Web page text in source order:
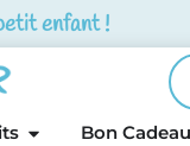
enfant !
Bon Cadeau